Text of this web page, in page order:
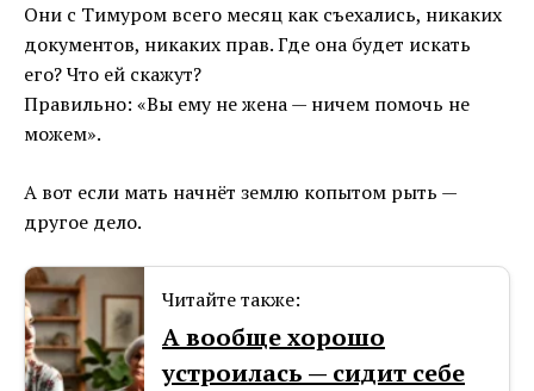
Они с Тимуром всего месяц как съехались, никаких
документов, никаких прав. Где она будет искать
его? Что ей скажут?
Правильно: «Вы ему не жена — ничем помочь не
можем».
А вот если мать начнёт землю копытом рыть —
другое дело.
Читайте также:
А вообще хорошо
устроилась — сидит себе